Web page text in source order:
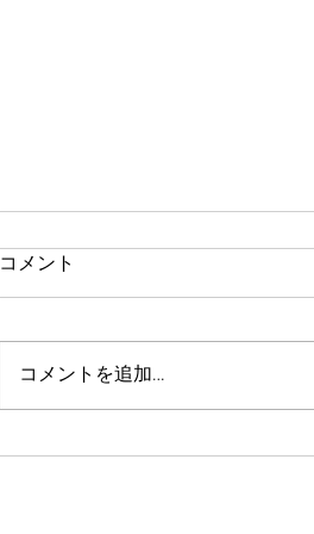
体験レッスン
コメント
コメントを追加…